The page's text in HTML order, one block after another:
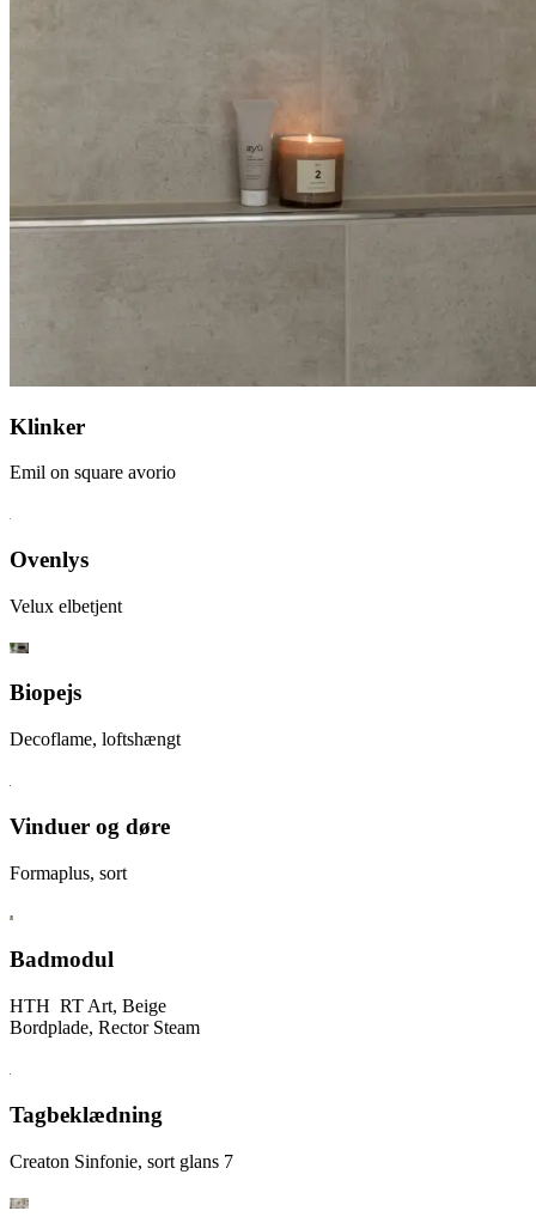
Klinker
Emil on square avorio
Ovenlys
Velux elbetjent
Biopejs
Decoflame, loftshængt
Vinduer og døre
Formaplus, sort
Badmodul
HTH RT Art, Beige
Bordplade, Rector Steam
Tagbeklædning
Creaton Sinfonie, sort glans 7